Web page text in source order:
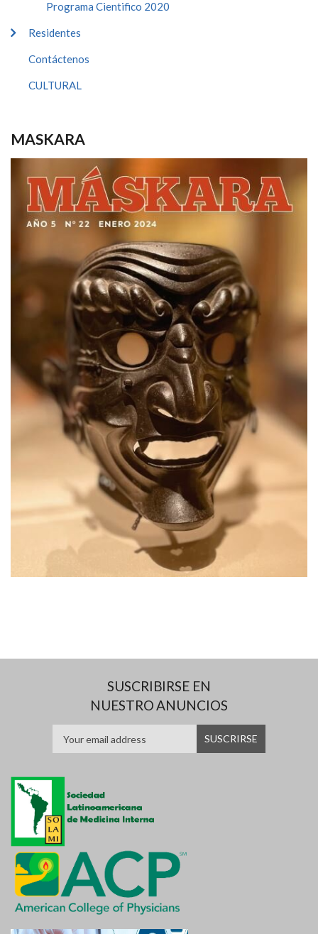
Programa Cientifico 2020
Residentes
Contáctenos
CULTURAL
MASKARA
SUSCRIBIRSE EN
NUESTRO ANUNCIOS